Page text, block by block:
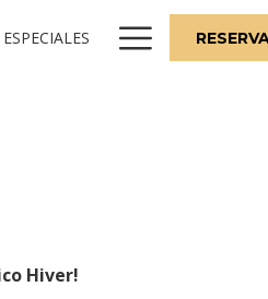
Menu
Hiver!